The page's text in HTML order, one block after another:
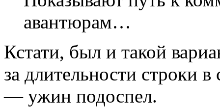
авантюрам…
Кстати, был и такой
за длительности строки
— ужин подоспел.